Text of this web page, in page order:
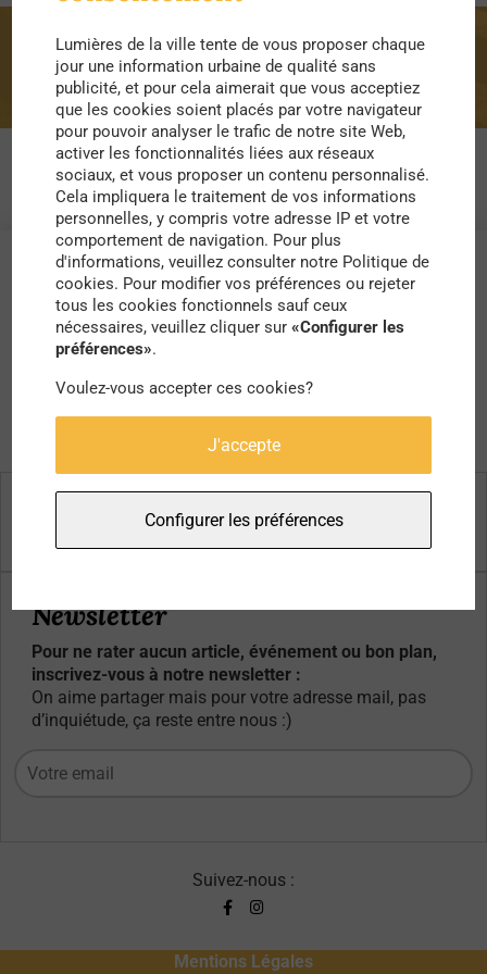
ville moustache
Newsletter
Pour ne rater aucun article, événement ou bon plan,
inscrivez-vous à notre newsletter :
On aime partager mais pour votre adresse mail, pas
d’inquiétude, ça reste entre nous :)
Suivez-nous :
Mentions Légales
Lumières de la ville tente de vous proposer chaque
jour une information urbaine de qualité sans
publicité, et pour cela aimerait que vous acceptiez
que les cookies soient placés par votre navigateur
pour pouvoir analyser le trafic de notre site Web,
activer les fonctionnalités liées aux réseaux
sociaux, et vous proposer un contenu personnalisé.
Cela impliquera le traitement de vos informations
personnelles, y compris votre adresse IP et votre
comportement de navigation. Pour plus
d'informations, veuillez consulter notre Politique de
cookies. Pour modifier vos préférences ou rejeter
tous les cookies fonctionnels sauf ceux
nécessaires, veuillez cliquer sur«Configurer les
préférences».
Voulez-vous accepter ces cookies?
J'accepte
Configurer les préférences